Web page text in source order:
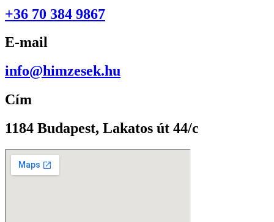
+36 70 384 9867
E-mail
info@himzesek.hu
Cím
1184 Budapest, Lakatos út 44/c